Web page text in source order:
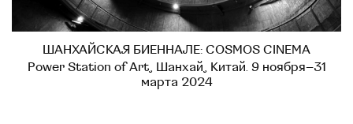
ШАНХАЙСКАЯ БИЕННАЛЕ: COSMOS CINEMA
Power Station of Art, Шанхай, Китай. 9 ноября–31
марта 2024